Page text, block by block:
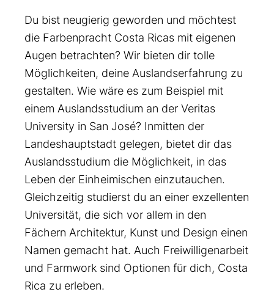
Du bist neugierig geworden und möchtest
die Farbenpracht Costa Ricas mit eigenen
Augen betrachten? Wir bieten dir tolle
Möglichkeiten, deine Auslandserfahrung zu
gestalten. Wie wäre es zum Beispiel mit
einem Auslandsstudium an der Veritas
University in San José? Inmitten der
Landeshauptstadt gelegen, bietet dir das
Auslandsstudium die Möglichkeit, in das
Leben der Einheimischen einzutauchen.
Gleichzeitig studierst du an einer exzellenten
Universität, die sich vor allem in den
Fächern Architektur, Kunst und Design einen
Namen gemacht hat. Auch Freiwilligenarbeit
und Farmwork sind Optionen für dich, Costa
Rica zu erleben.